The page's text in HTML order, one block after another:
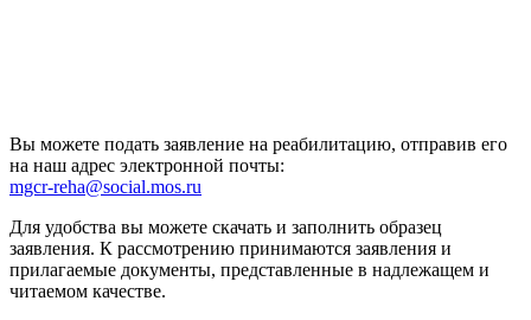
Вы можете подать заявление на реабилитацию, отправив его
на наш адрес электронной почты:
mgcr-reha@social.mos.ru
Для удобства вы можете скачать и заполнить образец
заявления. К рассмотрению принимаются заявления и
прилагаемые документы, представленные в надлежащем и
читаемом качестве.